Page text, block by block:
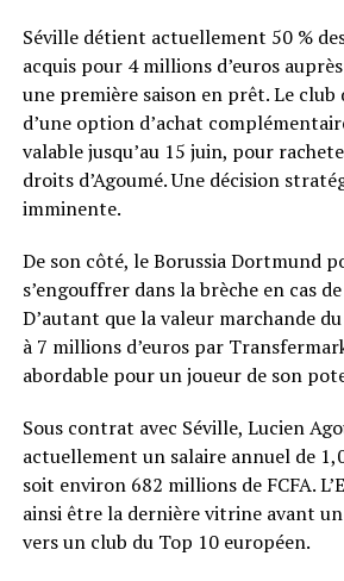
Séville détient actuellement 50 %
acquis pour 4 millions d’euros
une première saison en prêt. Le
d’une option d’achat
valable jusqu’au 15 juin, pour
droits d’Agoumé. Une décision
imminente.
De son côté, le Borussia Dortmund
s’engouffrer dans la brèche en cas
D’autant que la valeur marchande
à 7 millions d’euros par
abordable pour un joueur de son
Sous contrat avec Séville, Lucien
actuellement un salaire annuel de
soit environ 682 millions de FCFA.
ainsi être la dernière vitrine avant
vers un club du Top 10 européen.